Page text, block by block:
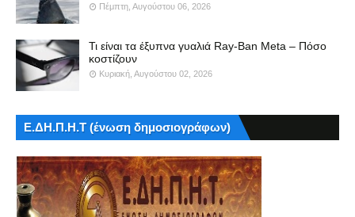
Πέμπτη, Αυγούστου 06, 2026
Τι είναι τα έξυπνα γυαλιά Ray-Ban Meta – Πόσο
κοστίζουν
Κυριακή, Αυγούστου 02, 2026
Ε.ΔΗ.Π.Η.Τ (ένωση δημοσιογράφων)